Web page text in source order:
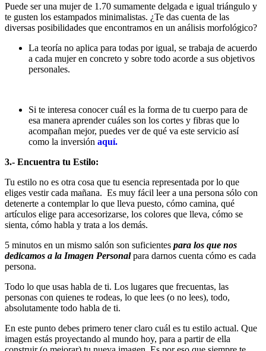
Puede ser una mujer de 1.70 sumamente delgada e igual triángulo y
te gusten los estampados minimalistas. ¿Te das cuenta de las
diversas posibilidades que encontramos en un análisis morfológico?
La teoría no aplica para todas por igual, se trabaja de acuerdo
a cada mujer en concreto y sobre todo acorde a sus objetivos
personales.
Si te interesa conocer cuál es la forma de tu cuerpo para de
esa manera aprender cuáles son los cortes y fibras que lo
acompañan mejor, puedes ver de qué va este servicio así
como la inversión aquí.
3.- Encuentra tu Estilo:
Tu estilo no es otra cosa que tu esencia representada por lo que
eliges vestir cada mañana. Es muy fácil leer a una persona sólo con
detenerte a contemplar lo que lleva puesto, cómo camina, qué
artículos elige para accesorizarse, los colores que lleva, cómo se
sienta, cómo habla y trata a los demás.
5 minutos en un mismo salón son suficientes para los que nos
dedicamos a la Imagen Personalpara darnos cuenta cómo es cada
persona.
Todo lo que usas habla de ti. Los lugares que frecuentas, las
personas con quienes te rodeas, lo que lees (o no lees), todo,
absolutamente todo habla de ti.
En este punto debes primero tener claro cuál es tu estilo actual. Que
imagen estás proyectando al mundo hoy, para a partir de ella